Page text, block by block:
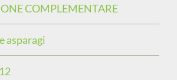
COMPLEMENTARE
asparagi